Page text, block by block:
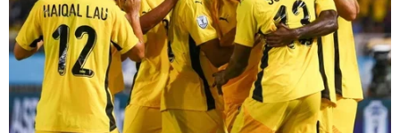
gây án
09/08/2026 13:42
Australia điều tra vụ hai máy bay suýt
va chạm tại sân bay Sydney